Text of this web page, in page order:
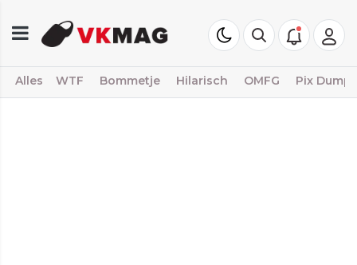
Alles WTF Bommetje Hilarisch OMFG Pix Dump